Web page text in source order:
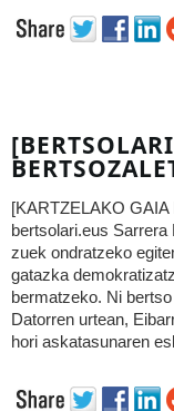
[KARTZELAKO
bertsolari.eus
zuek ondratzeko
gatazka
bermatzeko. Ni
Datorren urtean,
hori askatasunaren